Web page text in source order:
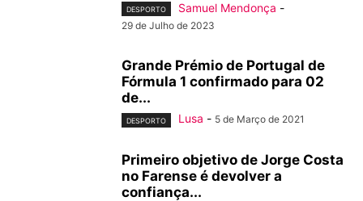
DESPORTO Samuel Mendonça -
29 de Julho de 2023
Grande Prémio de Portugal de
Fórmula 1 confirmado para 02
de...
DESPORTO Lusa - 5 de Março de 2021
Primeiro objetivo de Jorge Costa
no Farense é devolver a
confiança...